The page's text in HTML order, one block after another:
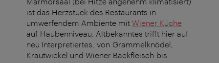
ist das Herzstück des Restaurants in
umwerfendem Ambiente mit Wiener Küche
auf Haubenniveau. Altbekanntes trifft hier auf
neu Interpretiertes, von Grammelknödel,
Krautwickel und Wiener Backfleisch bis